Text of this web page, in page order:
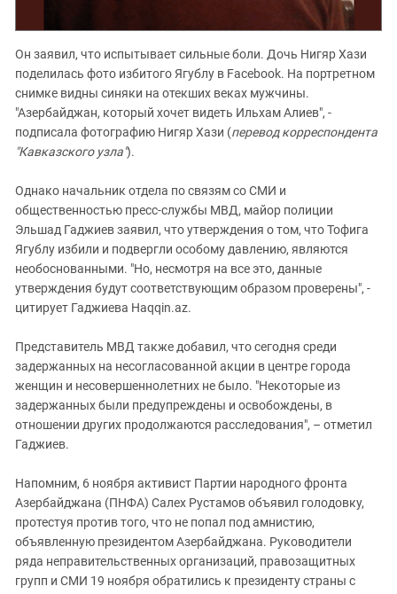
Он заявил, что испытывает сильные боли. Дочь Нигяр Хази
поделилась фото избитого Ягублу в Facebook. На портретном
снимке видны синяки на отекших веках мужчины.
"Азербайджан, который хочет видеть Ильхам Алиев", -
подписала фотографию Нигяр Хази (перевод корреспондента
"Кавказского узла").
Однако начальник отдела по связям со СМИ и
общественностью пресс-службы МВД, майор полиции
Эльшад Гаджиев заявил, что утверждения о том, что Тофига
Ягублу избили и подвергли особому давлению, являются
необоснованными. "Но, несмотря на все это, данные
утверждения будут соответствующим образом проверены", -
цитирует Гаджиева Haqqin.az.
Представитель МВД также добавил, что сегодня среди
задержанных на несогласованной акции в центре города
женщин и несовершеннолетних не было. "Некоторые из
задержанных были предупреждены и освобождены, в
отношении других продолжаются расследования", – отметил
Гаджиев.
Напомним, 6 ноября активист Партии народного фронта
Азербайджана (ПНФА) Салех Рустамов объявил голодовку,
протестуя против того, что не попал под амнистию,
объявленную президентом Азербайджана. Руководители
ряда неправительственных организаций, правозащитных
групп и СМИ 19 ноября обратились к президенту страны с